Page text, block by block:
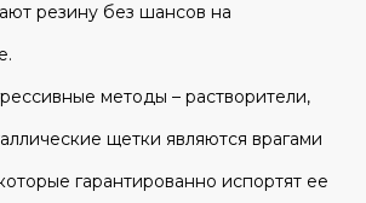
резину без шансов на
методы – растворители,
щетки являются врагами
гарантированно испортят ее